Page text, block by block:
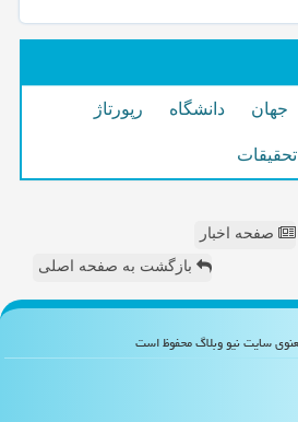
جهان دانشگاه رپورتاژ
تحقیقات
صفحه اخبار
بازگشت به صفحه اصلی